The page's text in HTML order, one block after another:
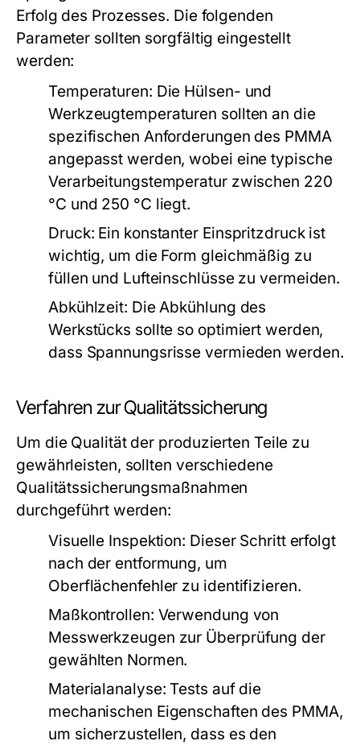
Erfolg des Prozesses. Die folgenden
Parameter sollten sorgfältig eingestellt
werden:
Temperaturen: Die Hülsen- und
Werkzeugtemperaturen sollten an die
spezifischen Anforderungen des PMMA
angepasst werden, wobei eine typische
Verarbeitungstemperatur zwischen 220
°C und 250 °C liegt.
Druck: Ein konstanter Einspritzdruck ist
wichtig, um die Form gleichmäßig zu
füllen und Lufteinschlüsse zu vermeiden.
Abkühlzeit: Die Abkühlung des
Werkstücks sollte so optimiert werden,
dass Spannungsrisse vermieden werden.
Verfahren zur Qualitätssicherung
Um die Qualität der produzierten Teile zu
gewährleisten, sollten verschiedene
Qualitätssicherungsmaßnahmen
durchgeführt werden:
Visuelle Inspektion: Dieser Schritt erfolgt
nach der entformung, um
Oberflächenfehler zu identifizieren.
Maßkontrollen: Verwendung von
Messwerkzeugen zur Überprüfung der
gewählten Normen.
Materialanalyse: Tests auf die
mechanischen Eigenschaften des PMMA,
um sicherzustellen, dass es den